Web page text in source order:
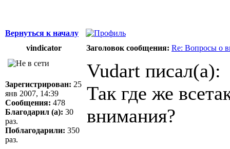
Вернуться к началу
vindicator
Заголовок сообщения: Re: Вопросы о
Зарегистрирован: 25
янв 2007, 14:39
Сообщения: 478
Благодарил (а): 30
раз.
Поблагодарили: 350
раз.
Vudart писал(а):
Так где же
внимания?